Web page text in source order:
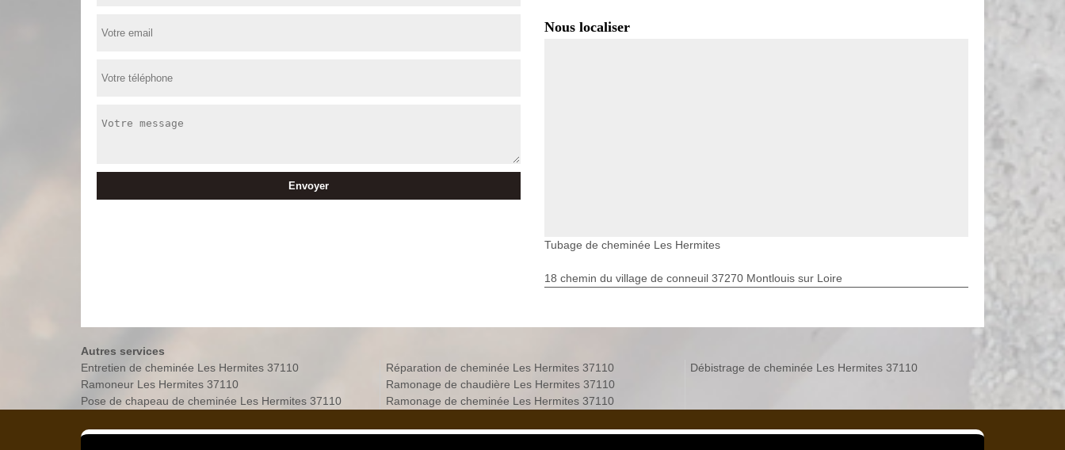
Nous localiser
Tubage de cheminée Les Hermites
18 chemin du village de conneuil 37270 Montlouis sur Loire
Autres services
Entretien de cheminée Les Hermites 37110
Ramoneur Les Hermites 37110
Pose de chapeau de cheminée Les Hermites 37110
Réparation de cheminée Les Hermites 37110
Ramonage de chaudière Les Hermites 37110
Ramonage de cheminée Les Hermites 37110
Débistrage de cheminée Les Hermites 37110